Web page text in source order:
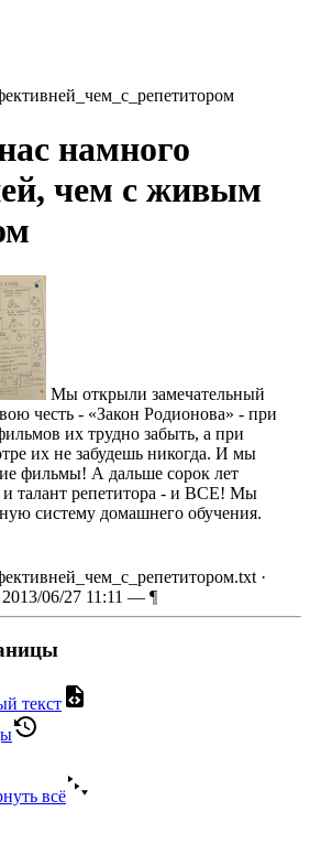
намного
чем с живым
Мы открыли замечательный
честь - «Закон Родионова» - при
их трудно забыть, а при
их не забудешь никогда. И мы
фильмы! А дальше сорок лет
и талант репетитора - и ВСЕ! Мы
систему домашнего обучения.
·
06/27 11:11 — ¶
текст
всё